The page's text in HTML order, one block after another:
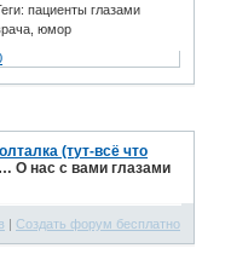
пациенты глазами
юмор
(тут-всё что
О нас с вами глазами
| Создать форум бесплатно